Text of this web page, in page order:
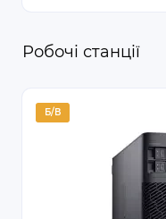
Робочі станції
Б/В